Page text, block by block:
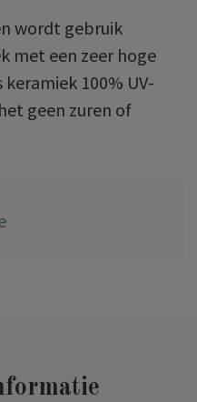
wordt gebruik
met een zeer hoge
100% UV-
geen zuren of